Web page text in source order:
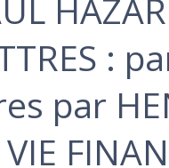
:
par
VIE